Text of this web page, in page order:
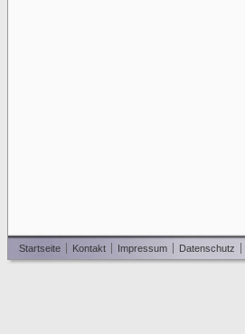
Startseite Kontakt Impressum Datenschutz